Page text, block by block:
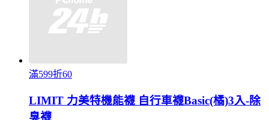
滿599折60
LIMIT 力美特機能襪 自行車襪Basic(橘)3入-除
臭襪